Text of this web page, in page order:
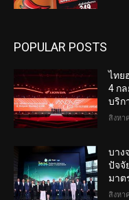
POPULAR POSTS
ไทย
4 ก
บริก
สิงหา
บาง
ปัจจั
มาต
สิงหา